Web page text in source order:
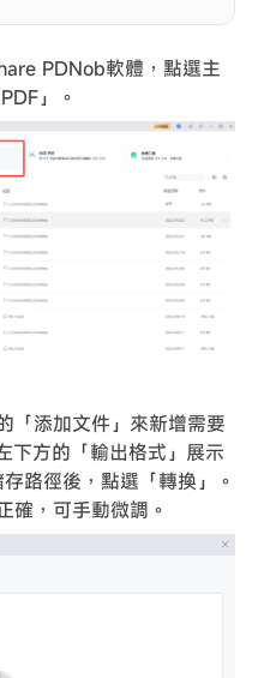
PDNob軟體，點選主
」。
「添加文件」來新增需要
下方的「輸出格式」展示
路徑後，點選「轉換」。
確，可手動微調。